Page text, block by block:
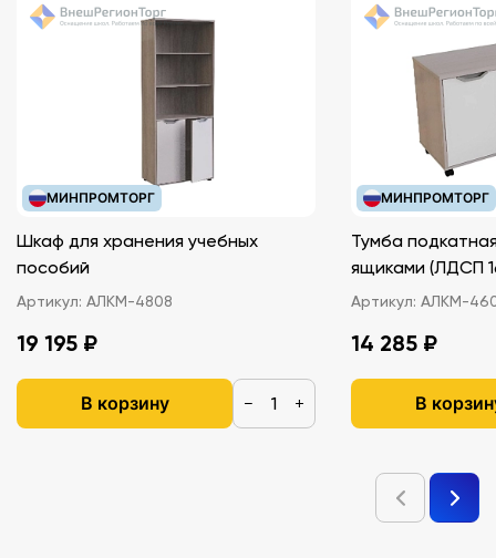
МИНПРОМТОРГ
Шкаф для хранения учебных
пособий
Артикул: АЛКМ-4808
19 195 ₽
В корзину − +
МИНПРОМТОРГ
Тумба
ящиками
Артикул: АЛКМ-
14 285 ₽
В